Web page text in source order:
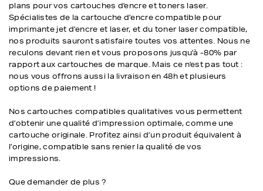
plans pour vos cartouches d'encre et toners laser.
Spécialistes de la cartouche d’encre compatible pour
imprimante jet d’encre et laser, et du toner laser compatible,
nos produits sauront satisfaire toutes vos attentes. Nous ne
reculons devant rien et vous proposons jusqu'à -80% par
rapport aux cartouches de marque. Mais ce n'est pas tout :
nous vous offrons aussi la livraison en 48h et plusieurs
options de paiement !
Nos cartouches compatibles qualitatives vous permettent
d’obtenir une qualité d’impression optimale, comme une
cartouche originale. Profitez ainsi d’un produit équivalent à
l’origine, compatible sans renier la qualité de vos
impressions.
Que demander de plus ?